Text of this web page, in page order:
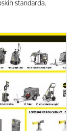
standarda.